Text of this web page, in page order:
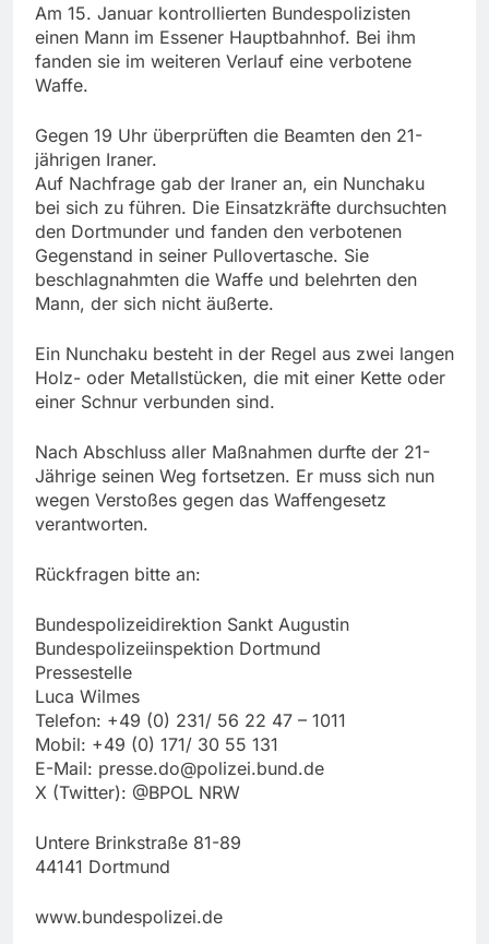
Am 15. Januar kontrollierten Bundespolizisten
einen Mann im Essener Hauptbahnhof. Bei ihm
fanden sie im weiteren Verlauf eine verbotene
Waffe.
Gegen 19 Uhr überprüften die Beamten den 21-
jährigen Iraner.
Auf Nachfrage gab der Iraner an, ein Nunchaku
bei sich zu führen. Die Einsatzkräfte durchsuchten
den Dortmunder und fanden den verbotenen
Gegenstand in seiner Pullovertasche. Sie
beschlagnahmten die Waffe und belehrten den
Mann, der sich nicht äußerte.
Ein Nunchaku besteht in der Regel aus zwei langen
Holz- oder Metallstücken, die mit einer Kette oder
einer Schnur verbunden sind.
Nach Abschluss aller Maßnahmen durfte der 21-
Jährige seinen Weg fortsetzen. Er muss sich nun
wegen Verstoßes gegen das Waffengesetz
verantworten.
Rückfragen bitte an:
Bundespolizeidirektion Sankt Augustin
Bundespolizeiinspektion Dortmund
Pressestelle
Luca Wilmes
Telefon: +49 (0) 231/ 56 22 47 – 1011
Mobil: +49 (0) 171/ 30 55 131
E-Mail: presse.do@polizei.bund.de
X (Twitter): @BPOL NRW
Untere Brinkstraße 81-89
44141 Dortmund
www.bundespolizei.de